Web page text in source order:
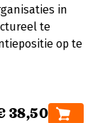
in
te
op te
38,50